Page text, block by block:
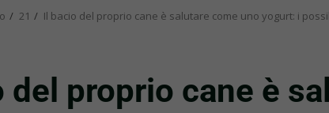
21 Il bacio del proprio cane è salutare come uno yogurt: i
del proprio cane è